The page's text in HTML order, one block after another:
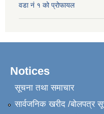
वडा नं १ को प्रोफायल
Notices
सूचना तथा समाचार
सार्वजनिक खरीद /बोलपत्र